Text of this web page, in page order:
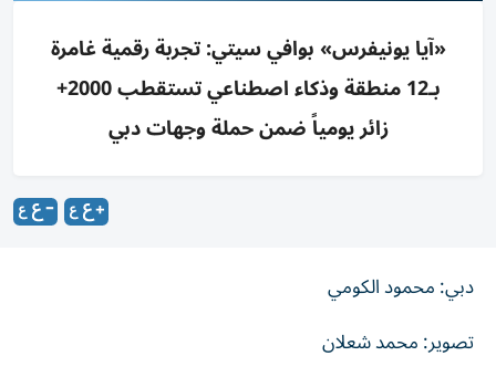
«آيا يونيفرس» بوافي سيتي: تجربة رقمية غامرة
بـ12 منطقة وذكاء اصطناعي تستقطب 2000+
زائر يومياً ضمن حملة وجهات دبي
دبي: محمود الكومي
تصوير: محمد شعلان